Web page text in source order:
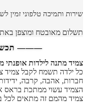
שירות ותמיכה טלפוני זמין
תשלום מאובטח ומוצפן
———
צמיד מתנה לילדות אופנתי
כל ילדה תשמח לקבל צמיד
חברות, אהבה, קרבה,
הצמיד עשוי ממתכת בראס
צמיד מהמם זה מתאים לכל